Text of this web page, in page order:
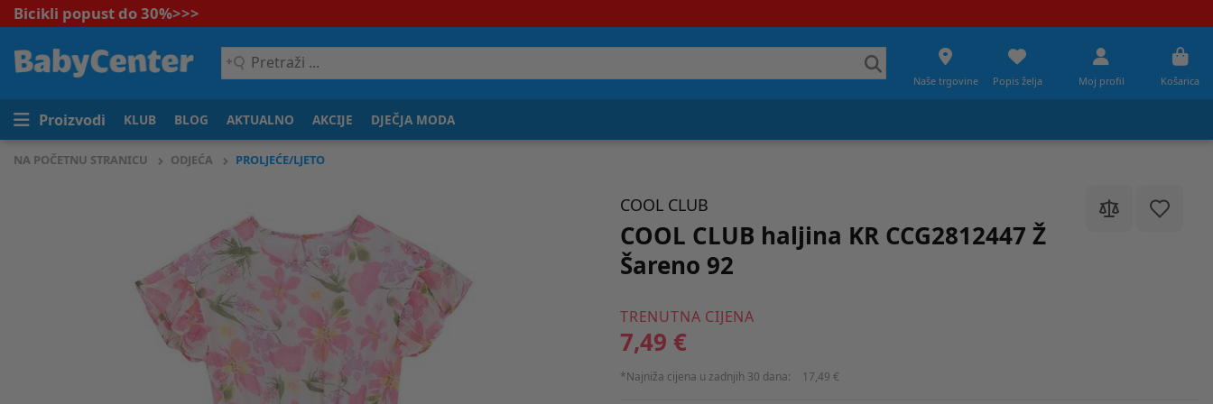
Bicikli popust do 30%>>>
Pretraži
...
Naše trgovine Popis želja Moj profil Košarica
Proizvodi KLUB BLOG AKTUALNO AKCIJE DJEČJA MODA
NA POČETNU STRANICU ODJEĆA PROLJEĆE/LJETO
COOL CLUB
COOL CLUB haljina KR CCG2812447 Ž
Šareno 92
TRENUTNA CIJENA
7,49 €
*Najniža cijena u zadnjih 30 dana: 17,49 €